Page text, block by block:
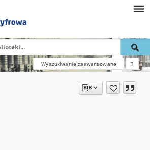
Wyszukiwanie zaawansowane ?